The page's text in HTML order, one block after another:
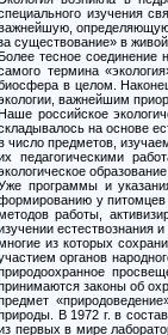
изучения
определяющую
существование» в живой
тесное соединение
термина
в целом.
важнейшим
российское
на основе
число предметов,
педагогическими
программы и
у питомцев
работы,
естествознания
из которых
органов
законы об
В 1972 г. в
первых в мире